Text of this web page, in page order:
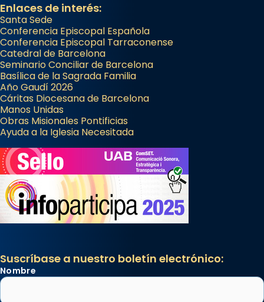
Enlaces de interés:
Santa Sede
Conferencia Episcopal Española
Conferencia Episcopal Tarraconense
Catedral de Barcelona
Seminario Conciliar de Barcelona
Basílica de la Sagrada Familia
Año Gaudí 2026
Cáritas Diocesana de Barcelona
Manos Unidas
Obras Misionales Pontificias
Ayuda a la Iglesia Necesitada
Suscríbase a nuestro boletín electrónico:
Nombre